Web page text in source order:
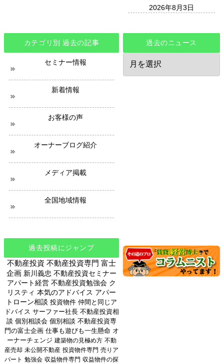
2026年8月3日
カテゴリ別 過去の記事
セミナー情報
新着情報
お客様の声
オーナーブログ紹介
メディア掲載
全国地域情報
過去のニュース
の
過去投稿にジャンプ
不動産投資 不動産投資専門 富士
企画 新川義忠 不動産投資セミナー
アパート経営 不動産投資勉強会 ク
リスティ 本気のアドバイス アパー
トローン相談 投資物件 仲間と同じア
ドバイス サーファー社長 不動産投資相
談 個別相談会 個別相談 不動産投資専
門の富士企画 仕事も遊びも一生懸命 オ
ーナーチェンジ 建築物の見極め方 不動
産売却 未公開不動産 投資物件専門 売りア
パート 勉強会 収益物件専門 収益物件の探